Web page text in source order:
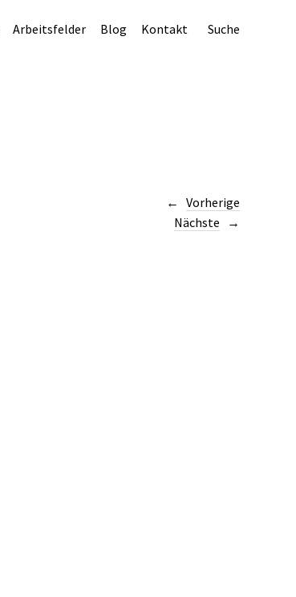
Arbeitsfelder Blog Kontakt Suche
Vorherige
Nächste